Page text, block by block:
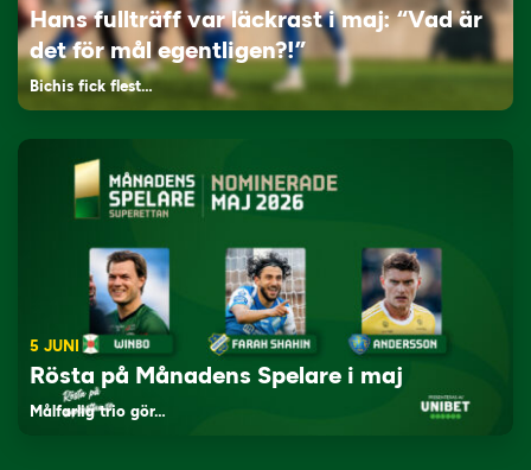
Hans fullträff var läckrast i maj: “Vad är
det för mål egentligen?!”
Bichis fick flest…
5 JUNI
Rösta på Månadens Spelare i maj
Målfarlig trio gör…